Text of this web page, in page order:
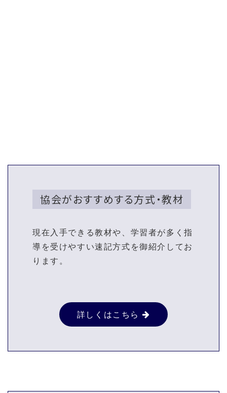
協会がおすすめする方式・教材
現在入手できる教材や、学習者が多く指
導を受けやすい速記方式を御紹介してお
ります。
詳しくはこちら